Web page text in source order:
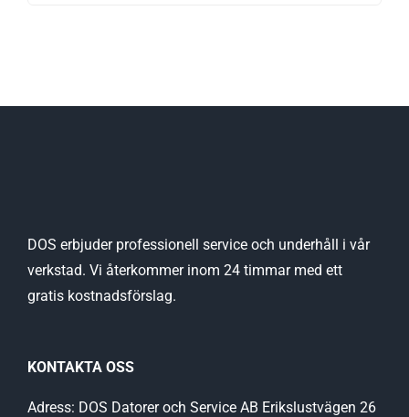
DOS erbjuder professionell service och underhåll i vår
verkstad. Vi återkommer inom 24 timmar med ett
gratis kostnadsförslag.
KONTAKTA OSS
Adress: DOS Datorer och Service AB Erikslustvägen 26